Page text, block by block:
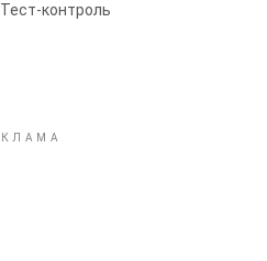
Тест-контроль